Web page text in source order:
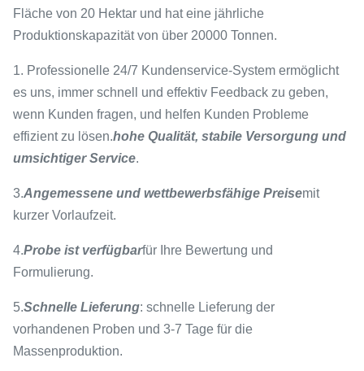
Fläche von 20 Hektar und hat eine jährliche
Produktionskapazität von über 20000 Tonnen.
1. Professionelle 24/7 Kundenservice-System ermöglicht
es uns, immer schnell und effektiv Feedback zu geben,
wenn Kunden fragen, und helfen Kunden Probleme
effizient zu lösen.hohe Qualität, stabile Versorgung und
umsichtiger Service.
3.Angemessene und wettbewerbsfähige Preisemit
kurzer Vorlaufzeit.
4.Probe ist verfügbarfür Ihre Bewertung und
Formulierung.
5.Schnelle Lieferung: schnelle Lieferung der
vorhandenen Proben und 3-7 Tage für die
Massenproduktion.